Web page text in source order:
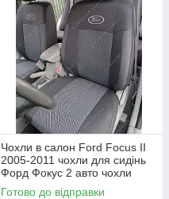
Чохли в салон Ford Focus II
2005-2011 чохли для сидінь
Форд Фокус 2 авто чохли
Ford Focus 2
Готово до відправки